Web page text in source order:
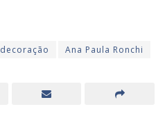
decoração Ana Paula Ronchi